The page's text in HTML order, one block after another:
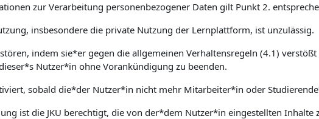
zur Verarbeitung personenbezogener Daten gilt Punkt 2.
insbesondere die private Nutzung der Lernplattform, ist unzulässig.
indem sie*er gegen die allgemeinen Verhaltensregeln (4.1)
Nutzer*in ohne Vorankündigung zu beenden.
sobald die*der Nutzer*in nicht mehr Mitarbeiter*in oder
ist die JKU berechtigt, die von der*dem Nutzer*in eingestellten